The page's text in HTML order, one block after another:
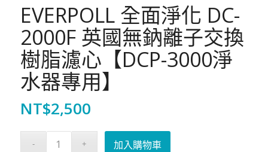
EVERPOLL 全面淨化 DC-
2000F 英國無鈉離子交換
樹脂濾心【DCP-3000淨
水器專用】
NT$2,500
加入購物車